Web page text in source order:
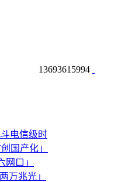
13693615994
电信级时
国产化」
网口」
万兆光」